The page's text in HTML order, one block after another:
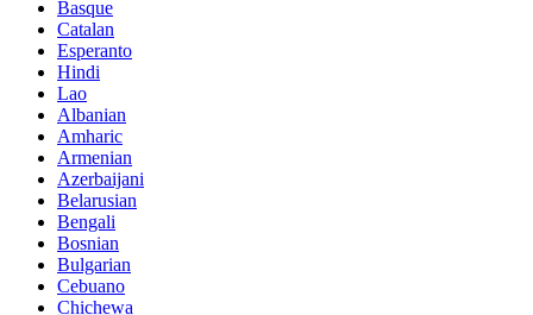
Basque
Catalan
Esperanto
Hindi
Lao
Albanian
Amharic
Armenian
Azerbaijani
Belarusian
Bengali
Bosnian
Bulgarian
Cebuano
Chichewa